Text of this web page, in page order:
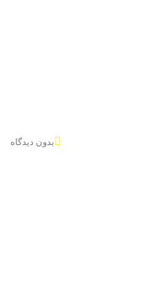
بدون دیدگاه